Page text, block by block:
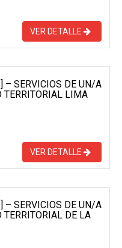
VER DETALLE
SERVICIOS DE UN/A
LIMA
VER DETALLE
SERVICIOS DE UN/A
DE LA